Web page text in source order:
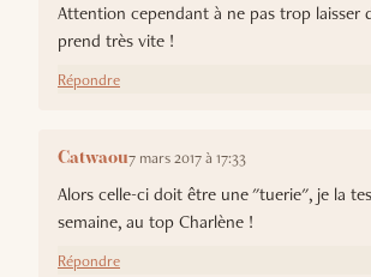
Attention cependant à ne pas trop laisser
prend très vite !
Répondre
Catwaou7 mars 2017 à 17:33
Alors celle-ci doit être une "tuerie", je la
semaine, au top Charlène !
Répondre